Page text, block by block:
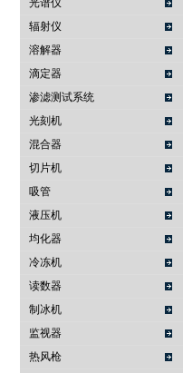
光谱仪
辐射仪
溶解器
滴定器
渗滤测试系统
光刻机
混合器
切片机
吸管
液压机
均化器
冷冻机
读数器
制冰机
监视器
热风枪